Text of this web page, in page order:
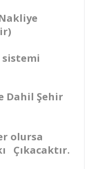
sistemi
Dahil Şehir
olursa
Çıkacaktır.